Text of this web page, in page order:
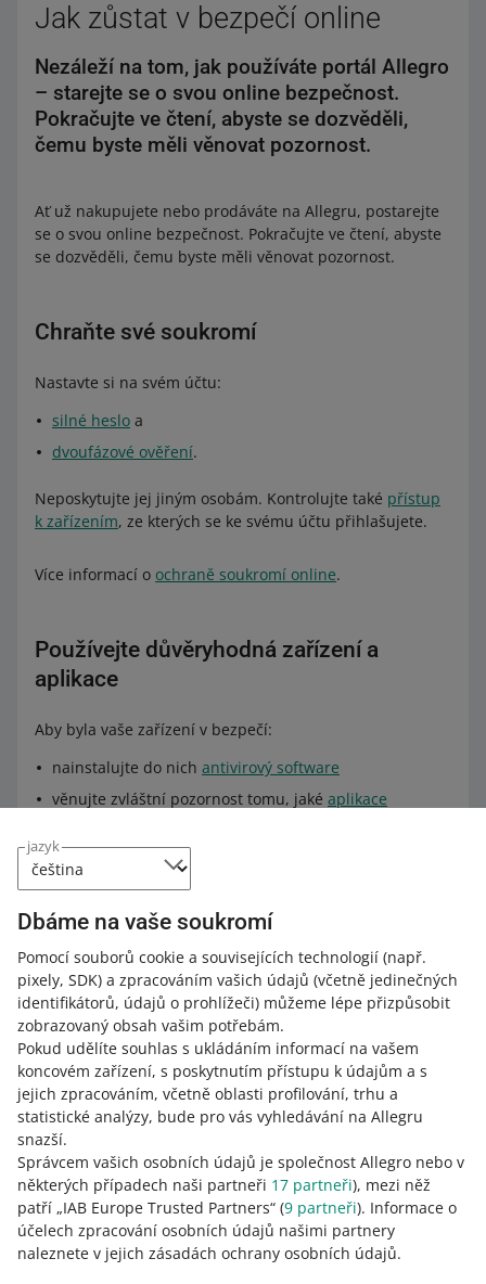
jazyk
Dbáme na vaše soukromí
Pomocí souborů cookie a souvisejících technologií (např.
pixely, SDK) a zpracováním vašich údajů (včetně jedinečných
identifikátorů, údajů o prohlížeči) můžeme lépe přizpůsobit
zobrazovaný obsah vašim potřebám.
Pokud udělíte souhlas s ukládáním informací na vašem
koncovém zařízení, s poskytnutím přístupu k údajům a s
jejich zpracováním, včetně oblasti profilování, trhu a
statistické analýzy, bude pro vás vyhledávání na Allegru
snazší.
Správcem vašich osobních údajů je společnost Allegro nebo v
některých případech naši partneři 17 partneři), mezi něž
patří „IAB Europe Trusted Partners“ (9 partneři). Informace o
účelech zpracování osobních údajů našimi partnery
naleznete v jejich zásadách ochrany osobních údajů.
Jak zůstat v bezpečí online
Nezáleží na tom, jak používáte portál Allegro
– starejte se o svou online bezpečnost.
Pokračujte ve čtení, abyste se dozvěděli,
čemu byste měli věnovat pozornost.
Ať už nakupujete nebo prodáváte na Allegru, postarejte
se o svou online bezpečnost. Pokračujte ve čtení, abyste
se dozvěděli, čemu byste měli věnovat pozornost.
Chraňte své soukromí
Nastavte si na svém účtu:
silné heslo a
dvoufázové ověření.
Neposkytujte jej jiným osobám. Kontrolujte také přístup
k zařízením, ze kterých se ke svému účtu přihlašujete.
Více informací o ochraně soukromí online.
Používejte důvěryhodná zařízení a
aplikace
Aby byla vaše zařízení v bezpečí:
nainstalujte do nich antivirový software
věnujte zvláštní pozornost tomu, jaké aplikace
V záložce Propojené aplikace
externími aplikacemi je váš účet Allegro propojen.
Ujistěte se, že webové stránky, ke kterým
se přihlašujete, jsou zabezpečené
Věnujte pozornost především SSL certifikátu a webové
adrese. Přečtěte si, jak zkontrolovat, zda je daný web
bezpečný.
Pozor na podezřelé zprávy
Mohou to býtphishingnebopodvodné zprávy . Pokud e-
mail nebo SMS vypadají podezřele, buďte ve střehu.
Neotevírejte přílohy a neklikejte na odkazy, dokud se